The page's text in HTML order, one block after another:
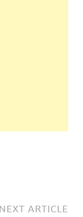
NEXT ARTICLE